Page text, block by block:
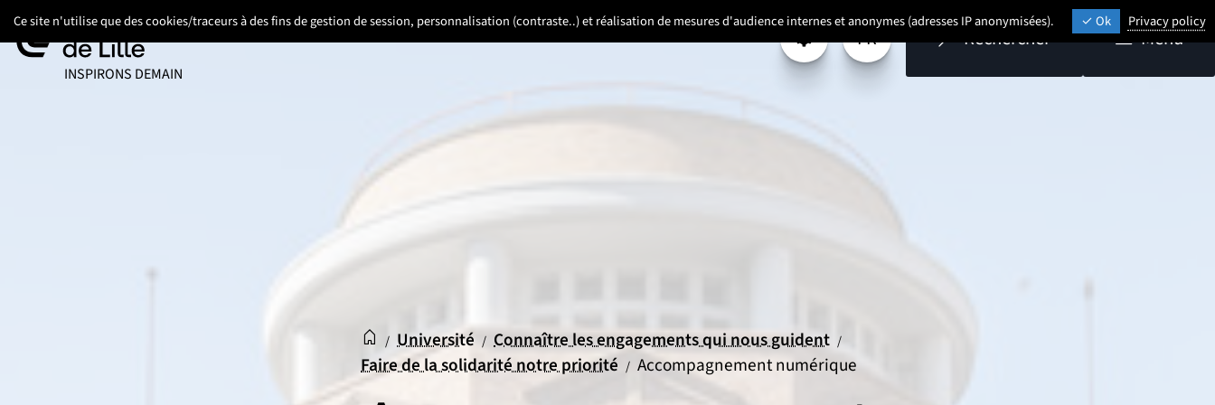
Ce site n'utilise que des cookies/traceurs à des fins de gestion de session, personnalisation (contraste..) et réalisation de mesures d'audience internes et anonymes (adresses IP anonymisées). Ok Privacy policy
Aller
contenu
Aller
au
menu
principal
Aller
pied
UNIVERSITÉ DE LILLE
INSPIRONS DEMAIN
ParamétrageSélectionner une langue (
FR
- Français sélectionné)
Rechercher Menu
Accueil
Accueil
/ Université / Connaître les engagements qui nous guident /
Faire de la solidarité notre priorité / Accompagnement numérique